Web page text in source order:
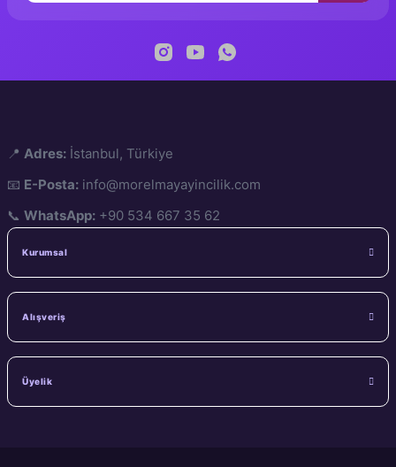
📍 Adres: İstanbul, Türkiye
📧 E-Posta: info@morelmayayincilik.com
📞 WhatsApp: +90 534 667 35 62
Kurumsal
Alışveriş
Üyelik